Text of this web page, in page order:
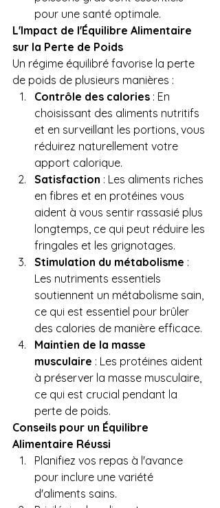
pour une santé optimale.
L'Impact de l'Équilibre Alimentaire
sur la Perte de Poids
Un régime équilibré favorise la perte
de poids de plusieurs manières :
Contrôle des calories : En
choisissant des aliments nutritifs
et en surveillant les portions, vous
réduirez naturellement votre
apport calorique.
Satisfaction : Les aliments riches
en fibres et en protéines vous
aident à vous sentir rassasié plus
longtemps, ce qui peut réduire les
fringales et les grignotages.
Stimulation du métabolisme :
Les nutriments essentiels
soutiennent un métabolisme sain,
ce qui est essentiel pour brûler
des calories de manière efficace.
Maintien de la masse
musculaire : Les protéines aident
à préserver la masse musculaire,
ce qui est crucial pendant la
perte de poids.
Conseils pour un Équilibre
Alimentaire Réussi
Planifiez vos repas à l'avance
pour inclure une variété
d'aliments sains.